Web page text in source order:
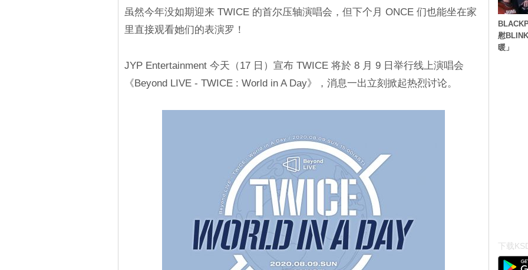
虽然今年没如期迎来 TWICE 的首尔压轴演唱会，但下个月 ONCE 们也能坐在家
里直接观看她们的表演罗！
JYP Entertainment 今天（17 日）宣布 TWICE 将於 8 月 9 日举行线上演唱会
《Beyond LIVE - TWICE : World in A Day》，消息一出立刻掀起热烈讨论。
慰
暖」
下载